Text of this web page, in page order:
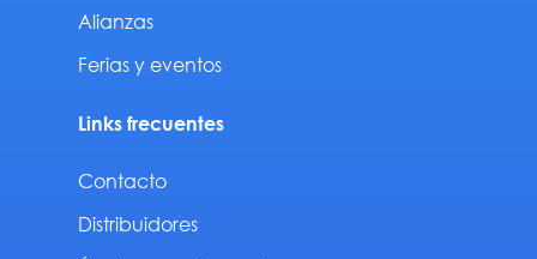
Alianzas
Ferias y eventos
Links frecuentes
Contacto
Distribuidores